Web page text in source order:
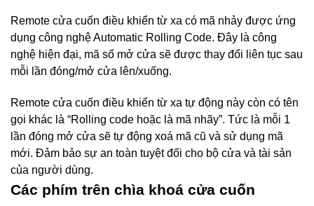
Remote cửa cuốn điều khiển từ xa có mã nhảy được ứng
dụng công nghệ Automatic Rolling Code. Đây là công
nghệ hiện đại, mã số mở cửa sẽ được thay đổi liên tục sau
mỗi lần đóng/mở cửa lên/xuống.
Remote cửa cuốn điều khiển từ xa tự động này còn có tên
gọi khác là “Rolling code hoặc là mã nhãy”. Tức là mỗi 1
lần đóng mở cửa sẽ tự động xoá mã cũ và sử dụng mã
mới. Đảm bảo sự an toàn tuyệt đối cho bộ cửa và tài sản
của người dùng.
Các phím trên chìa khoá cửa cuốn